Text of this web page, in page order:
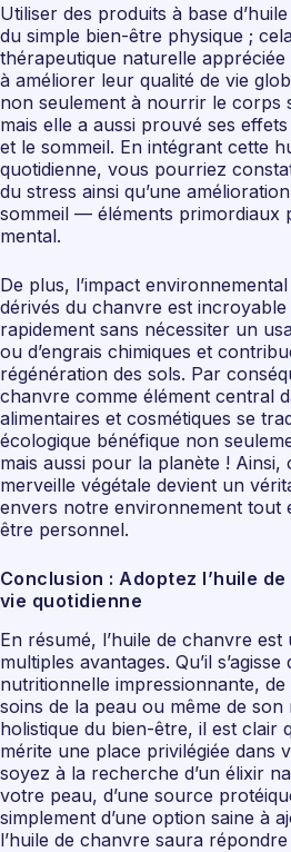
Utiliser des produits à base
du simple bien-être physique ;
thérapeutique naturelle
à améliorer leur qualité de vie
non seulement à nourrir le corps
mais elle a aussi prouvé ses
et le sommeil. En intégrant cette
quotidienne, vous pourriez
du stress ainsi qu’une
sommeil — éléments primordiaux
mental.
De plus, l’impact
dérivés du chanvre est
rapidement sans nécessiter un
ou d’engrais chimiques et
régénération des sols. Par
chanvre comme élément central
alimentaires et cosmétiques se
écologique bénéfique non
mais aussi pour la planète !
merveille végétale devient un
envers notre environnement tout
être personnel.
Conclusion : Adoptez l’huile
vie quotidienne
En résumé, l’huile de chanvre
multiples avantages. Qu’il
nutritionnelle impressionnante,
soins de la peau ou même de
holistique du bien-être, il est clair
mérite une place privilégiée dans
soyez à la recherche d’un élixir
votre peau, d’une source
simplement d’une option saine à
l’huile de chanvre saura